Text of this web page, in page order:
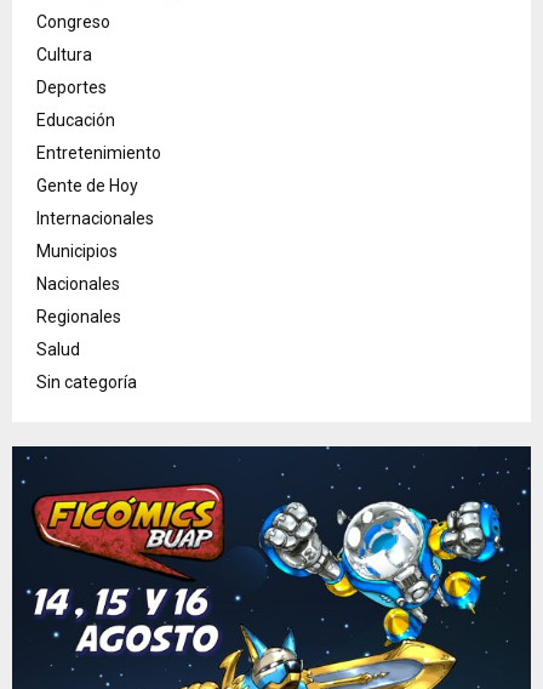
Congreso
Cultura
Deportes
Educación
Entretenimiento
Gente de Hoy
Internacionales
Municipios
Nacionales
Regionales
Salud
Sin categoría